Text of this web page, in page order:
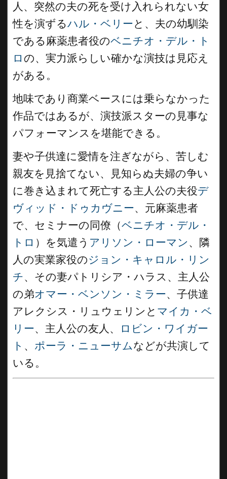
人、突然の夫の死を受け入れられない女
性を演ずるハル・ベリーと、夫の幼馴染
である麻薬患者役のベニチオ・デル・ト
ロ の、実力派らしい確かな演技は見応え
がある。
地味であり商業ベースには乗らなかった
作品ではあるが、演技派スターの見事な
パフォーマンスを堪能できる。
妻や子供達に愛情を注ぎながら、苦しむ
親友を見捨てない、見知らぬ夫婦の争い
に巻き込まれて死亡する主人公の夫役デ
ヴィッド・ドゥカヴニー、元麻薬患者
で、セミナーの同僚（ベニチオ・デル・
トロ ）を気遣う アリソン・ローマン 、隣
人の実業家役のジョン・キャロル・リン
チ、その妻パトリシア・ハラス、主人公
の弟オマー・ベンソン・ミラー、子供達
アレクシス・リュウェリンと マイカ・ベ
リー、主人公の友人、
ロビン・ワイガー
ト 、 ポーラ・ニューサムなどが共演して
いる。